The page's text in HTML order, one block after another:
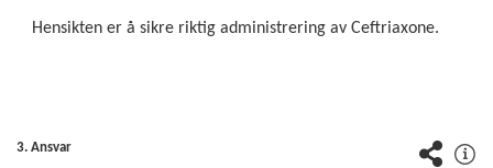
lunge- og
kirurgi og
Hensikten er å sikre riktig administrering av Ceftriaxone.
3. Ansvar